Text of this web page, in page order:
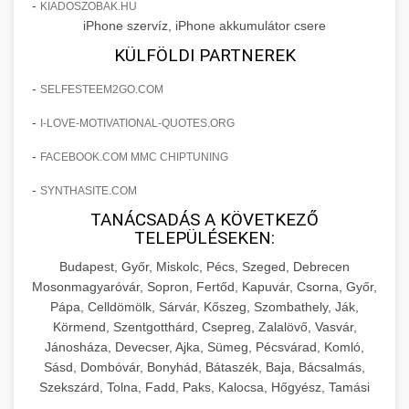
elkötelezettség erősítési módszerek
költségvetését gépi tanulással és
aikampany.hu
🍞 20. Ipari Dagasztógép
Professzionális ipari dagasztógépek és
konyhák számára. Masszív konstrukció
megbízható teljesítményhez.
chef-iparikonyhagepek.hu
Ipari hús- és sajtszeletelő gépek professzionális
állítható vastagság beállítással.
chef-iparikonyhagepek.hu
professzionális élelmiszer szeletelő
📦 22. Vákuumozó Gép
Kereskedelmi vákuumcsomagoló berendezések
élelmiszerek tartósításához. Hosszabbítsa a
szavatossági időt és tartsa meg a termék
frissességét.
chef-iparikonyhagepek.hu
vákuum lezáró berendezés
🎁 23. Vákuumfóliázó Gép
Ipari vákuumfóliázó gépek professzionális
élelmiszer-csomagolási műveletekhez.
Hatékony lezárási és tartósítási megoldások.
chef-iparikonyhagepek.hu
kereskedelmi csomagoló gép
🔥 24. Ipari Sütő és Gőzpároló +
Kereskedelmi légkeveréses sütők és gőzpárolók
professzionális konyhák számára. Nagy
kapacitású sütő- és főzőberendezés precíz
❄️ 25. Ipari Hűtőszekrény +
- KIADOSZOBAK.HU
iPhone szervíz, iPhone akkumulátor csere
KÜLFÖLDI PARTNEREK
- SELFESTEEM2GO.COM
- I-LOVE-MOTIVATIONAL-QUOTES.ORG
- FACEBOOK.COM MMC CHIPTUNING
- SYNTHASITE.COM
TANÁCSADÁS A KÖVETKEZŐ
TELEPÜLÉSEKEN:
Budapest, Győr, Miskolc, Pécs, Szeged, Debrecen
Mosonmagyaróvár, Sopron, Fertőd, Kapuvár, Csorna, Győr,
Pápa, Celldömölk, Sárvár, Kőszeg, Szombathely, Ják,
Körmend, Szentgotthárd, Csepreg, Zalalövő, Vasvár,
Jánosháza, Devecser, Ajka, Sümeg, Pécsvárad, Komló,
Sásd, Dombóvár, Bonyhád, Bátaszék, Baja, Bácsalmás,
Szekszárd, Tolna, Fadd, Paks, Kalocsa, Hőgyész, Tamási